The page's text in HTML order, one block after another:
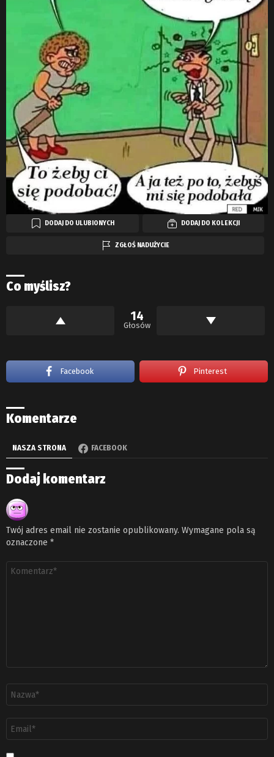
DODAJ DO ULUBIONYCH DODAJ DO KOLEKCJI
ZGŁOŚ NADUŻYCIE
Co myślisz?
14
Głosów
Facebook Pinterest
Komentarze
NASZA STRONA FACEBOOK
Dodaj komentarz
Twój adres email nie zostanie opublikowany. Wymagane pola są
oznaczone *
Komentarz
email
*